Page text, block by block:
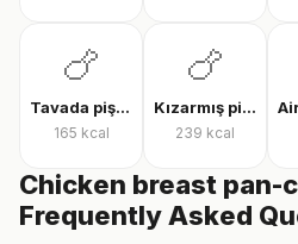
🍗
Tavada pişmiş tavuk göğsü
165 kcal
🍗
Kızarmış piliç
239 kcal
Chicken breast
Frequently Asked